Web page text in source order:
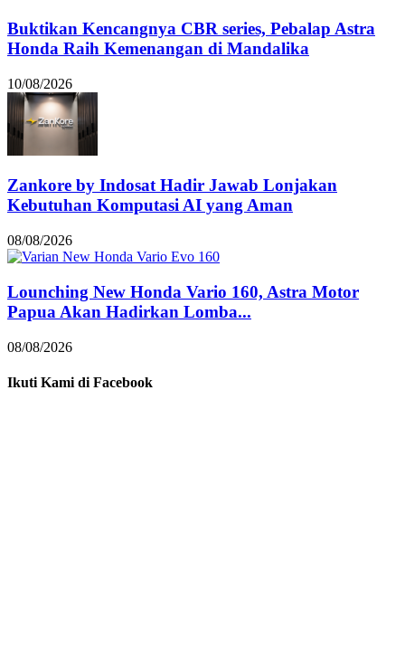
Buktikan Kencangnya CBR series, Pebalap Astra
Honda Raih Kemenangan di Mandalika
10/08/2026
Zankore by Indosat Hadir Jawab Lonjakan
Kebutuhan Komputasi AI yang Aman
08/08/2026
Lounching New Honda Vario 160, Astra Motor
Papua Akan Hadirkan Lomba...
08/08/2026
Ikuti Kami di Facebook